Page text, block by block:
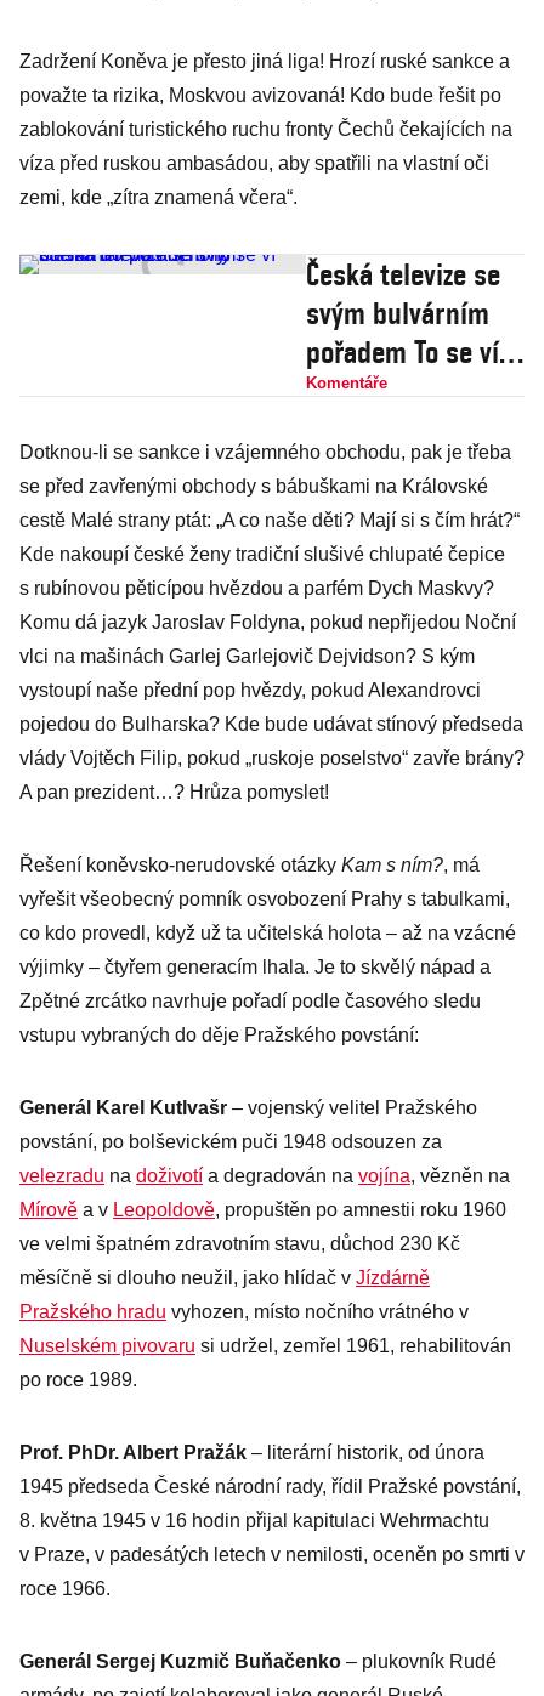
Zadržení Koněva je přesto jiná liga! Hrozí ruské sankce a
považte ta rizika, Moskvou avizovaná! Kdo bude řešit po
zablokování turistického ruchu fronty Čechů čekajících na
víza před ruskou ambasádou, aby spatřili na vlastní oči
zemi, kde „zítra znamená včera“.
Česká televize se
svým bulvárním
pořadem To se ví
střelila do vlastní
Komentáře
Dotknou-li se sankce i vzájemného obchodu, pak je třeba
se před zavřenými obchody s bábuškami na Královské
cestě Malé strany ptát: „A co naše děti? Mají si s čím hrát?“
Kde nakoupí české ženy tradiční slušivé chlupaté čepice
s rubínovou pěticípou hvězdou a parfém Dych Maskvy?
Komu dá jazyk Jaroslav Foldyna, pokud nepřijedou Noční
vlci na mašinách Garlej Garlejovič Dejvidson? S kým
vystoupí naše přední pop hvězdy, pokud Alexandrovci
pojedou do Bulharska? Kde bude udávat stínový předseda
vlády Vojtěch Filip, pokud „ruskoje poselstvo“ zavře brány?
A pan prezident…? Hrůza pomyslet!
Řešení koněvsko-nerudovské otázky Kam s ním?, má
vyřešit všeobecný pomník osvobození Prahy s tabulkami,
co kdo provedl, když už ta učitelská holota – až na vzácné
výjimky – čtyřem generacím lhala. Je to skvělý nápad a
Zpětné zrcátko navrhuje pořadí podle časového sledu
vstupu vybraných do děje Pražského povstání:
Generál Karel Kutlvašr – vojenský velitel Pražského
povstání, po bolševickém puči 1948 odsouzen za
velezradu na doživotí a degradován na vojína, vězněn na
Mírově a v Leopoldově, propuštěn po amnestii roku 1960
ve velmi špatném zdravotním stavu, důchod 230 Kč
měsíčně si dlouho neužil, jako hlídač v Jízdárně
Pražského hradu vyhozen, místo nočního vrátného v
Nuselském pivovaru si udržel, zemřel 1961, rehabilitován
po roce 1989.
Prof. PhDr. Albert Pražák – literární historik, od února
1945 předseda České národní rady, řídil Pražské povstání,
8. května 1945 v 16 hodin přijal kapitulaci Wehrmachtu
v Praze, v padesátých letech v nemilosti, oceněn po smrti v
roce 1966.
Generál Sergej Kuzmič Buňačenko – plukovník Rudé